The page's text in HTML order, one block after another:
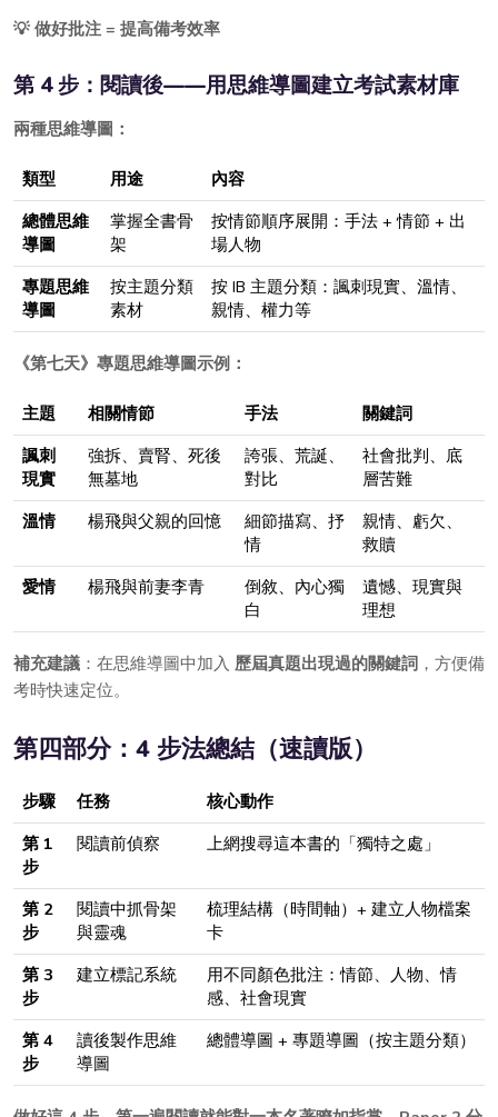
💡 做好批注 = 提高備考效率
第 4 步：閱讀後——用思維導圖建立考試素材庫
兩種思維導圖：
類型 用途
內容
總體思維
導圖
掌握全書骨
架
按情節順序展開：手法 + 情節 + 出
場人物
專題思維
導圖
按主題分類
素材
按 IB 主題分類：諷刺現實、溫情、
親情、權力等
《第七天》專題思維導圖示例：
主題 相關情節 手法
關鍵詞
諷刺
現實
強拆、賣腎、死後
無墓地
誇張、荒誕、
對比
社會批判、底
層苦難
溫情
楊飛與父親的回憶
細節描寫、抒
情
親情、虧欠、
救贖
愛情
楊飛與前妻李青
倒敘、內心獨
白
遺憾、現實與
理想
補充建議 ：在思維導圖中加入 歷屆真題出現過的關鍵詞 ，方便備
考時快速定位。
第四部分：4 步法總結（速讀版）
步驟 任務
核心動作
第 1
步
閱讀前偵察 上網搜尋這本書的「獨特之處」
第 2
步
閱讀中抓骨架
與靈魂
梳理結構（時間軸）+ 建立人物檔案
卡
第 3
步
建立標記系統
用不同顏色批注：情節、人物、情
感、社會現實
第 4
步
讀後製作思維
導圖
總體導圖 + 專題導圖（按主題分類）